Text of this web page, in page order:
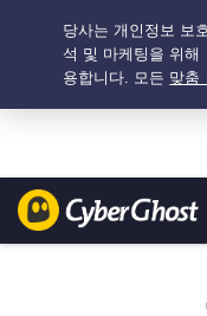
추천 옵션:최저가